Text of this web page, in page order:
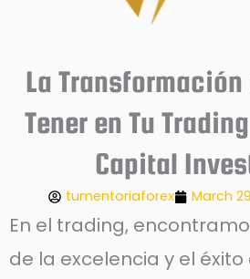
La Transformación
Tener en Tu
Capital
tumentoriaforex March
En el trading,
de la excelencia y el éxito